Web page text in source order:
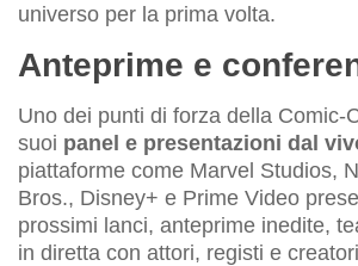
universo per la prima volta.
Anteprime e
Uno dei punti di forza della Comic-
suoi panel e presentazioni dal
piattaforme come Marvel Studios,
Bros., Disney+ e Prime Video
prossimi lanci, anteprime inedite,
in diretta con attori, registi e